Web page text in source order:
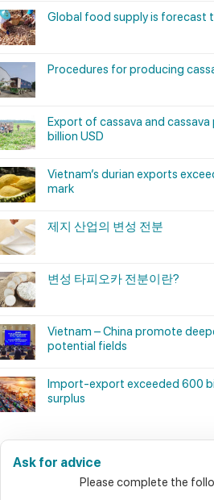
Global food supply is forecast
Procedures for producing
Export of cassava and
billion USD
Vietnam’s durian exports
mark
제지 산업의 변성 전분
변성 타피오카 전분이란?
Vietnam – China promote
potential fields
Import-export exceeded 600
surplus
Ask for advice
Please complete the